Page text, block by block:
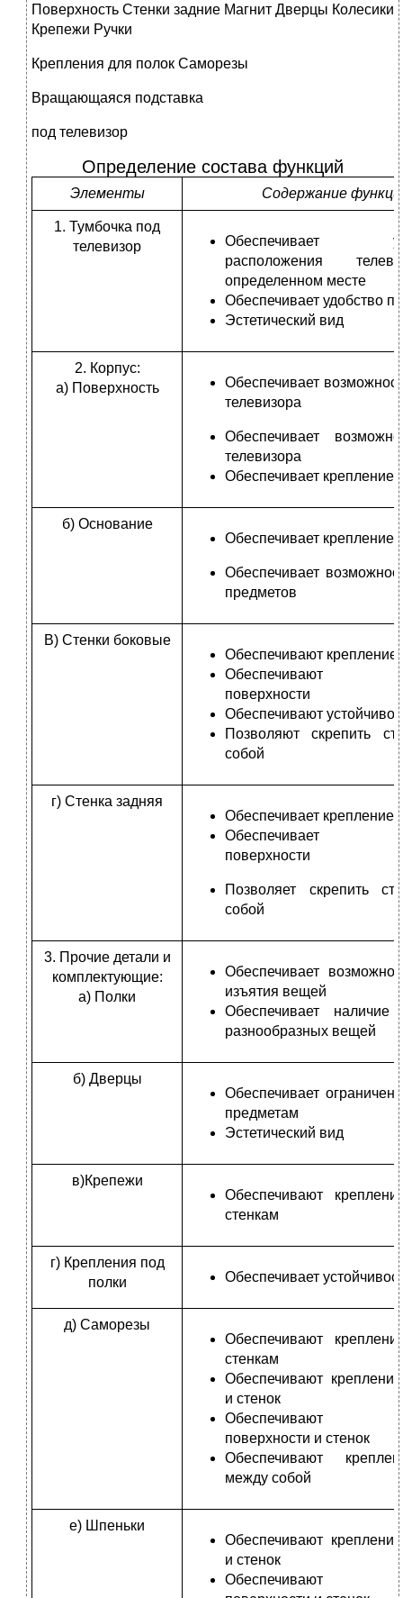
Поверхность Стенки задние Магнит Дверцы Колесики
Крепежи Ручки
Крепления для полок Саморезы
Вращающаяся подставка
под телевизор
Определение состава функций
Элементы Содержание
1. Тумбочка под
телевизор
Обеспечивает
расположения
определенном месте
Обеспечивает удобство
Эстетический вид
2. Корпус:
а) Поверхность
Обеспечивает
телевизора
Обеспечивает
телевизора
Обеспечивает крепление
б) Основание
Обеспечивает крепление
Обеспечивает
предметов
В) Стенки боковые
Обеспечивают крепление
Обеспечивают
поверхности
Обеспечивают
Позволяют скрепить
собой
г) Стенка задняя
Обеспечивает крепление
Обеспечивает
поверхности
Позволяет скрепить
собой
3. Прочие детали и
комплектующие:
а) Полки
Обеспечивает
изъятия вещей
Обеспечивает
разнообразных вещей
б) Дверцы
Обеспечивает
предметам
Эстетический вид
в)Крепежи
Обеспечивают
стенкам
г) Крепления под
полки
Обеспечивает
д) Саморезы
Обеспечивают
стенкам
Обеспечивают
и стенок
Обеспечивают
поверхности и стенок
Обеспечивают
между собой
е) Шпеньки
Обеспечивают
и стенок
Обеспечивают